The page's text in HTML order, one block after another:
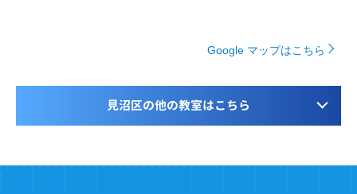
Google マップはこちら
見沼区の他の教室はこちら